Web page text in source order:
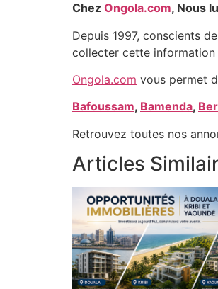
Chez Ongola.com, Nous
Depuis 1997, conscients
collecter cette
Ongola.com vous permet
Bafoussam, Bamenda,
Retrouvez toutes nos
Articles